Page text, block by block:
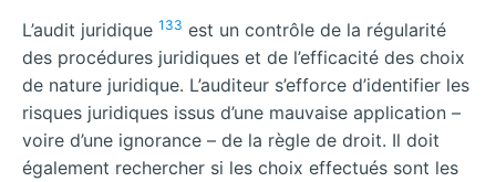
L’audit juridique 133 est un contrôle de la régularité
des procédures juridiques et de l’efficacité des choix
de nature juridique. L’auditeur s’efforce d’identifier les
risques juridiques issus d’une mauvaise application –
voire d’une ignorance – de la règle de droit. Il doit
également rechercher si les choix effectués sont les